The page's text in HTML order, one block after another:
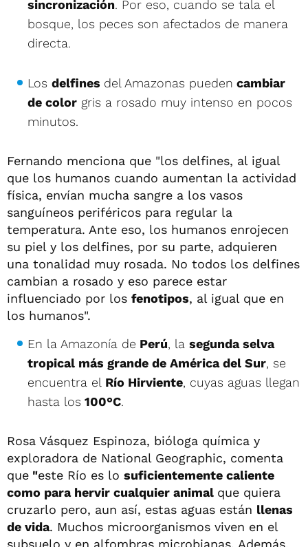
sincronización. Por eso, cuando se tala el
bosque, los peces son afectados de manera
directa.
Los delfines del Amazonas pueden cambiar
de color gris a rosado muy intenso en pocos
minutos.
Fernando menciona que "los delfines, al igual
que los humanos cuando aumentan la actividad
física, envían mucha sangre a los vasos
sanguíneos periféricos para regular la
temperatura. Ante eso, los humanos enrojecen
su piel y los delfines, por su parte, adquieren
una tonalidad muy rosada. No todos los delfines
cambian a rosado y eso parece estar
influenciado por los fenotipos, al igual que en
los humanos".
En la Amazonía de Perú, la segunda selva
tropical más grande de América del Sur, se
encuentra el Río Hirviente, cuyas aguas llegan
hasta los 100°C.
Rosa Vásquez Espinoza, bióloga química y
exploradora de National Geographic, comenta
que "este Río es lo suficientemente caliente
como para hervir cualquier animal que quiera
cruzarlo pero, aun así, estas aguas están llenas
de vida. Muchos microorganismos viven en el
subsuelo y en alfombras microbianas. Además,